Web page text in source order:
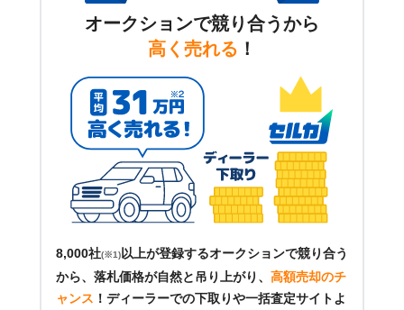
オークションで競り合うから
高く売れる ！
8,000社(※1) 以上が登録するオークションで競り合う
から、落札価格が自然と吊り上がり、 高額売却のチ
ャンス ！ ディーラーでの下取りや一括査定サイトよ